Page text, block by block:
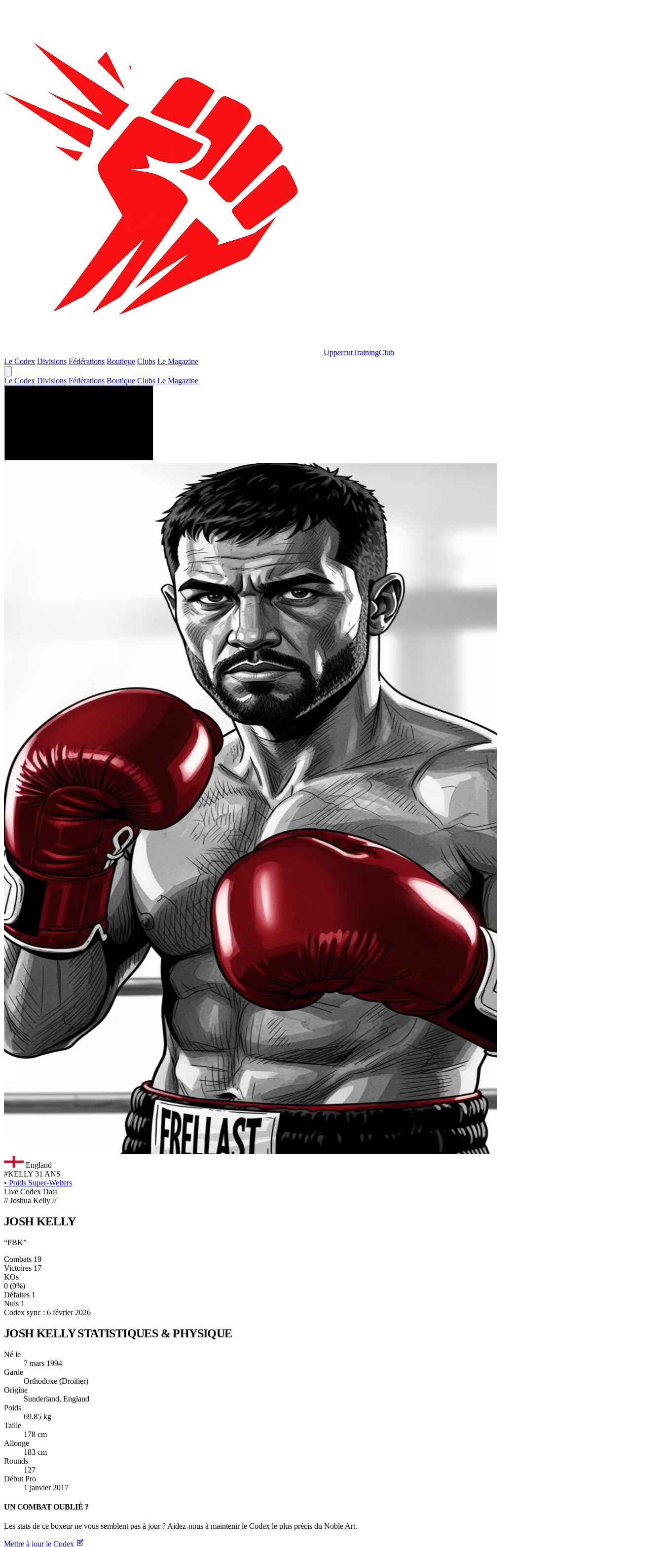
UppercutTrainingClub
Le Codex Divisions Fédérations Boutique Clubs Le Magazine
Le Codex Divisions Fédérations Boutique Clubs Le Magazine
England
#KELLY 31 ANS
• Poids Super-Welters
Live Codex Data
// Joshua Kelly //
JOSHKELLY
“PBK”
Combats 19
Victoires 17
KOs
0 (0%)
Défaites 1
Nuls 1
Codex sync : 6 février 2026
JOSH KELLYSTATISTIQUES & PHYSIQUE
Né le
7 mars 1994
Garde
Orthodoxe (Droitier)
Origine
Sunderland, England
Poids
69.85 kg
Taille
178 cm
Allonge
183 cm
Rounds
127
Début Pro
1 janvier 2017
UN COMBAT OUBLIÉ ?
Les stats de ce boxeur ne vous semblent pas à jour ? Aidez-nous à maintenir le Codex le plus précis du Noble Art.
Mettre à jour le Codex